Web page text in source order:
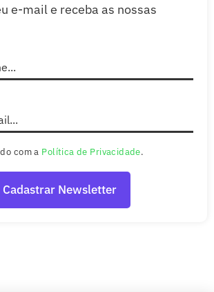
e-mail e receba as nossas
com a Política de Privacidade.